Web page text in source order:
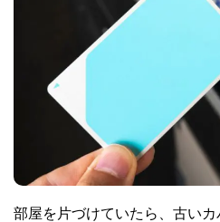
部屋を片づけていたら、古い